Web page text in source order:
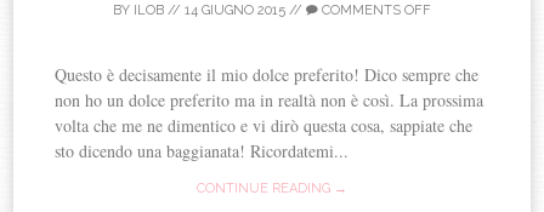
BY ILOB // 14 GIUGNO 2015 // COMMENTS OFF
Questo è decisamente il mio dolce preferito! Dico sempre che
non ho un dolce preferito ma in realtà non è così. La prossima
volta che me ne dimentico e vi dirò questa cosa, sappiate che
sto dicendo una baggianata! Ricordatemi...
CONTINUE READING →